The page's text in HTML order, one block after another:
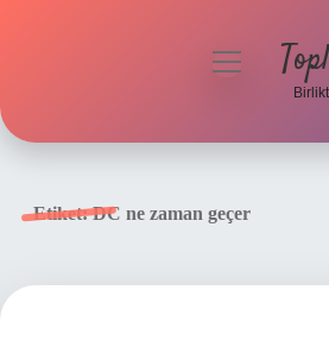
menüyü
Etiket:DC ne zaman geçer